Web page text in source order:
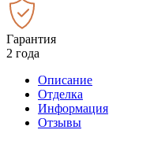
Гарантия
2 года
Описание
Отделка
Информация
Отзывы